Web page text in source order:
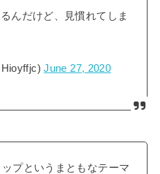
んだけど、見慣れてしま
June 27, 2020
プというまともなテーマ